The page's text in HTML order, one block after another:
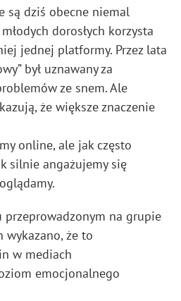
są dziś obecne niemal
dorosłych korzysta
jednej platformy. Przez lata
był uznawany za
ze snem. Ale
że większe znaczenie
online, ale jak często
silnie angażujemy się
przeprowadzonym na grupie
wykazano, że to
w mediach
emocjonalnego